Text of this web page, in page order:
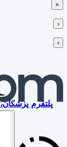
×
‹
›
پلتفرم